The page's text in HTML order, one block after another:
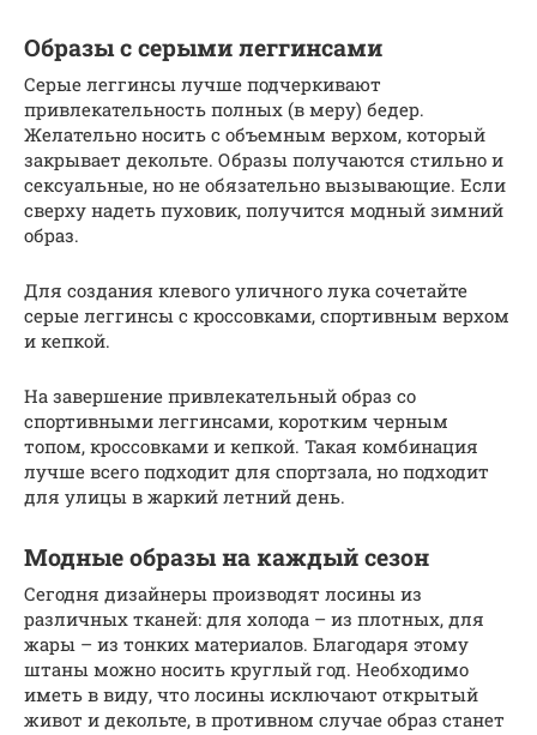
Образы с серыми леггинсами
Серые леггинсы лучше подчеркивают
привлекательность полных (в меру) бедер.
Желательно носить с объемным верхом, который
закрывает декольте. Образы получаются стильно и
сексуальные, но не обязательно вызывающие. Если
сверху надеть пуховик, получится модный зимний
образ.
Для создания клевого уличного лука сочетайте
серые леггинсы с кроссовками, спортивным верхом
и кепкой.
На завершение привлекательный образ со
спортивными леггинсами, коротким черным
топом, кроссовками и кепкой. Такая комбинация
лучше всего подходит для спортзала, но подходит
для улицы в жаркий летний день.
Модные образы на каждый сезон
Сегодня дизайнеры производят лосины из
различных тканей: для холода – из плотных, для
жары – из тонких материалов. Благодаря этому
штаны можно носить круглый год. Необходимо
иметь в виду, что лосины исключают открытый
живот и декольте, в противном случае образ станет